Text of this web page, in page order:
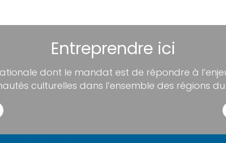
Entreprendre ici
dont le mandat est de répondre à
culturelles dans l’ensemble des régions